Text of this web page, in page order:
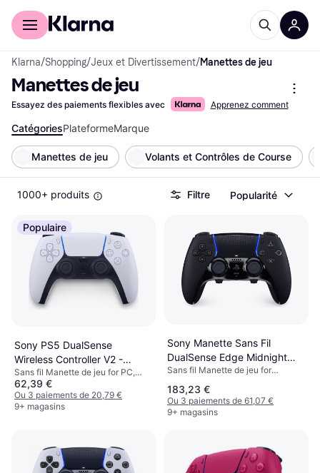
Acheter avec Klarna
Klarna/Shopping/Jeux et Divertissement/Manettes de jeu
Manettes de jeu
Essayez des paiements flexibles avec Apprenez comment
CatégoriesPlateformeMarque
Manettes de jeu Volants et Contrôles de Course
1000+ produits Filtre Popularité
Populaire
Sony PS5 DualSense
Wireless Controller V2 -
White/Black
Sans fil Manette de jeu for PC,
Téléphone mobile, Android, iOS,
Windows, PlayStation 5, Mac
62,39 €
Ou 3 paiements de 20,79 €
9+ magasins
Sony Manette Sans Fil
DualSense Edge Midnight
Black
Sans fil Manette de jeu for
PlayStation 5, PC, Windows, Mac
183,23 €
Ou 3 paiements de 61,07 €
9+ magasins